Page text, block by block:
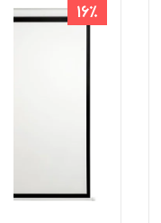
16٪